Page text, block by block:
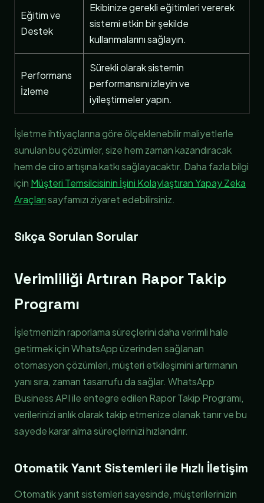
Eğitim ve
Destek
Ekibinize gerekli eğitimleri vererek
sistemi etkin bir şekilde
kullanmalarını sağlayın.
Performans
İzleme
Sürekli olarak sistemin
performansını izleyin ve
iyileştirmeler yapın.
İşletme ihtiyaçlarına göre ölçeklenebilir maliyetlerle
sunulan bu çözümler, size hem zaman kazandıracak
hem de ciro artışına katkı sağlayacaktır. Daha fazla bilgi
için Müşteri Temsilcisinin İşini Kolaylaştıran Yapay Zeka
Araçlarısayfamızı ziyaret edebilirsiniz.
Sıkça Sorulan Sorular
Verimliliği Artıran Rapor Takip
Programı
İşletmenizin raporlama süreçlerini daha verimli hale
getirmek için WhatsApp üzerinden sağlanan
otomasyon çözümleri, müşteri etkileşimini artırmanın
yanı sıra, zaman tasarrufu da sağlar. WhatsApp
Business API ile entegre edilen Rapor Takip Programı,
verilerinizi anlık olarak takip etmenize olanak tanır ve bu
sayede karar alma süreçlerinizi hızlandırır.
Otomatik Yanıt Sistemleri ile Hızlı İletişim
Otomatik yanıt sistemleri sayesinde, müşterilerinizin